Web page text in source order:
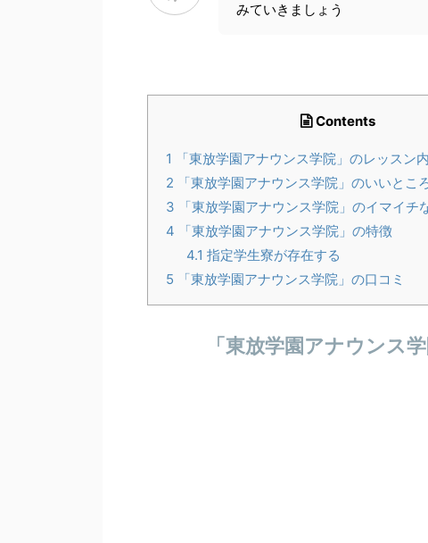
みていきましょう
Contents
1
「東放学園アナウンス学院」のレッスン
2 「東放学園アナウンス学院」のいいとこ
3 「東放学園アナウンス学院」のイマイチ
4 「東放学園アナウンス学院」の特徴
4.1 指定学生寮が存在する
5 「東放学園アナウンス学院」の口コミ
「東放学園アナウンス